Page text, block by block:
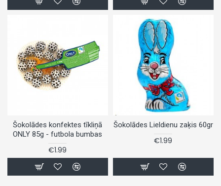
Šokolādes konfektes tīkliņā
ONLY 85g - futbola bumbas
€1.99
Šokolādes Lieldienu zaķis 60gr
€1.99